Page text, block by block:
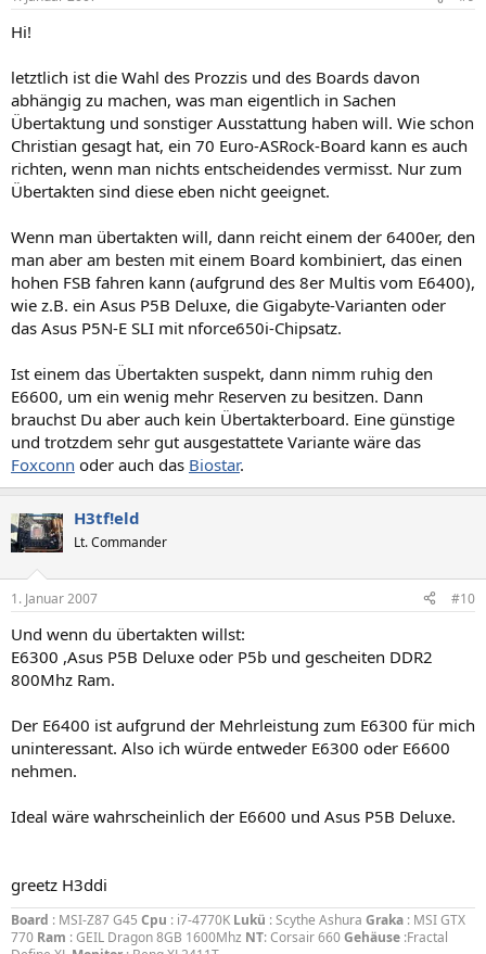
Hi!
letztlich ist die Wahl des Prozzis und des Boards davon
abhängig zu machen, was man eigentlich in Sachen
Übertaktung und sonstiger Ausstattung haben will. Wie schon
Christian gesagt hat, ein 70 Euro-ASRock-Board kann es auch
richten, wenn man nichts entscheidendes vermisst. Nur zum
Übertakten sind diese eben nicht geeignet.
Wenn man übertakten will, dann reicht einem der 6400er, den
man aber am besten mit einem Board kombiniert, das einen
hohen FSB fahren kann (aufgrund des 8er Multis vom E6400),
wie z.B. ein Asus P5B Deluxe, die Gigabyte-Varianten oder
das Asus P5N-E SLI mit nforce650i-Chipsatz.
Ist einem das Übertakten suspekt, dann nimm ruhig den
E6600, um ein wenig mehr Reserven zu besitzen. Dann
brauchst Du aber auch kein Übertakterboard. Eine günstige
und trotzdem sehr gut ausgestattete Variante wäre das
Foxconn oder auch das Biostar.
H3tf!eld
Lt. Commander
1. Januar 2007 #10
Und wenn du übertakten willst:
E6300 ,Asus P5B Deluxe oder P5b und gescheiten DDR2
800Mhz Ram.
Der E6400 ist aufgrund der Mehrleistung zum E6300 für mich
uninteressant. Also ich würde entweder E6300 oder E6600
nehmen.
Ideal wäre wahrscheinlich der E6600 und Asus P5B Deluxe.
greetz H3ddi
Board : MSI-Z87 G45 Cpu : i7-4770K Lukü : Scythe Ashura Graka : MSI GTX
770 Ram : GEIL Dragon 8GB 1600Mhz NT: Corsair 660Gehäuse :Fractal